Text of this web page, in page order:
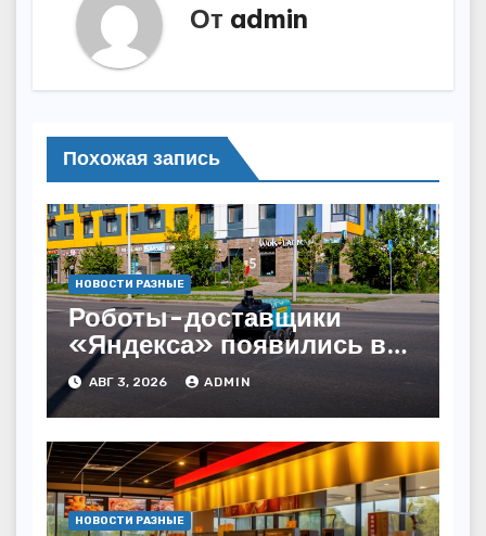
От admin
Похожая запись
НОВОСТИ РАЗНЫЕ
Роботы-доставщики
«Яндекса» появились в
Казахстане
АВГ 3, 2026 ADMIN
НОВОСТИ РАЗНЫЕ